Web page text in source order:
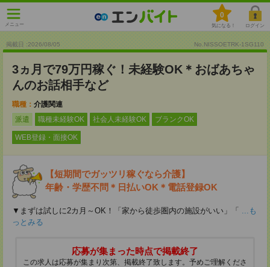
メニュー
0
気になる！ ログイン
掲載日 :2026/08/05 No.NISSOETRK-1SG110
3ヵ月で79万円稼ぐ！未経験OK＊おばあちゃ
んのお話相手など
職種： 介護関連
派遣
職種未経験OK 社会人未経験OK ブランクOK
WEB登録・面接OK
【短期間でガッツリ稼ぐなら介護】
年齢・学歴不問＊日払いOK＊電話登録OK
▼まずは試しに2カ月～OK！「家から徒歩圏内の施設がいい」「 ...も
っとみる
応募が集まった時点で掲載終了
この求人は応募が集まり次第、掲載終了致します。予めご理解くださ